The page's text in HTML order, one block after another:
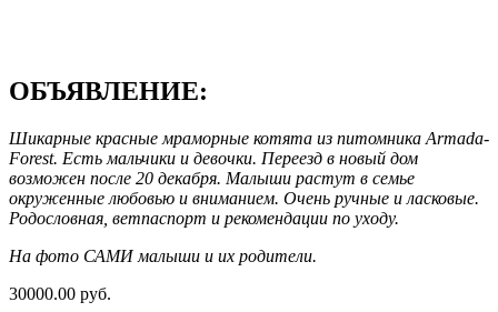
ОБЪЯВЛЕНИЕ:
Шикарные красные мраморные котята из питомника Armada-
Forest. Есть мальчики и девочки. Переезд в новый дом
возможен после 20 декабря. Малыши растут в семье
окруженные любовью и вниманием. Очень ручные и ласковые.
Родословная, ветпаспорт и рекомендации по уходу.
На фото САМИ малыши и их родители.
30000.00 руб.